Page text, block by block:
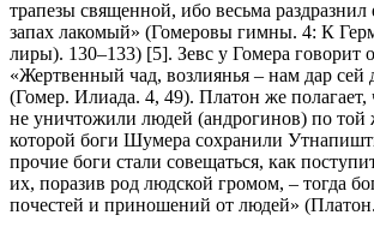
трапезы священной, ибо весьма раздразнил
запах лакомый» (Гомеровы гимны. 4: К
лиры). 130–133) [5]. Зевс у Гомера говорит
«Жертвенный чад, возлиянья – нам дар сей
(Гомер. Илиада. 4, 49). Платон же полагает,
не уничтожили людей (андрогинов) по той
которой боги Шумера сохранили
прочие боги стали совещаться, как
их, поразив род людской громом, – тогда
почестей и приношений от людей»